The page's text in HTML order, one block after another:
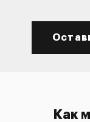
Как